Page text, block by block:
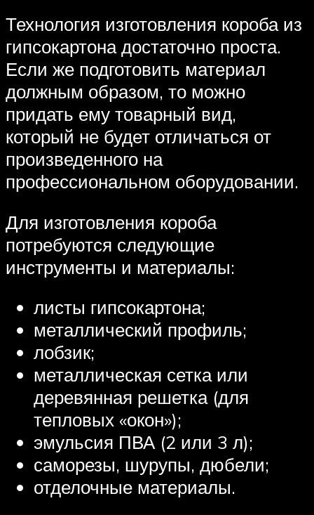
Технология изготовления короба из
гипсокартона достаточно проста.
Если же подготовить материал
должным образом, то можно
придать ему товарный вид,
который не будет отличаться от
произведенного на
профессиональном оборудовании.
Для изготовления короба
потребуются следующие
инструменты и материалы:
листы гипсокартона;
металлический профиль;
лобзик;
металлическая сетка или
деревянная решетка (для
тепловых «окон»);
эмульсия ПВА (2 или 3 л);
саморезы, шурупы, дюбели;
отделочные материалы.